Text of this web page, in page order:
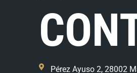
Pérez Ayuso 2, 28002